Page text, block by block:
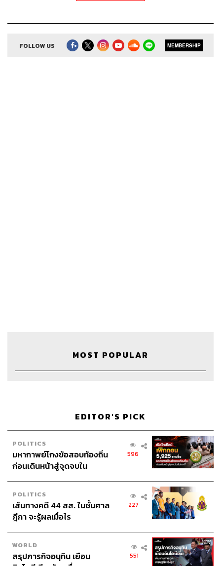
กำหนดอนาคตของชาติตนเองของประชาชนเมียนมา
พันธวัฒน์ เศรษฐวิไล
Creativeศิรดา จันทรเรืองนภา
Video Editor
Sound Directorกฤตพล จียะเกียรติ
Sound Recording Engineer
กฤตพล จียะเกียรติ
ฉัตรชัย เฉยชิต
Channel Admin
นิพพิชฌน์ ชุลีนวน
Social Video Creatorพฤกษา แซ่เต็ง
Online Community Admin
สิรินยา เจษฎาพงศ์ภักดี
THE STANDARD Shared Service Department
FOLLOW US MEMBERSHIP
MOST POPULAR
EDITOR'S PICK
POLITICS
มหากาพย์โกงข้อสอบท้องถิ่น
ก่อนเดินหน้าสู่จุดจบใน
596
POLITICS
เส้นทางคดี 44 สส. ในชั้นศาล
ฎีกา จะรู้ผลเมื่อไร
227
WORLD
สรุปภารกิจอนุทิน เยือน
551